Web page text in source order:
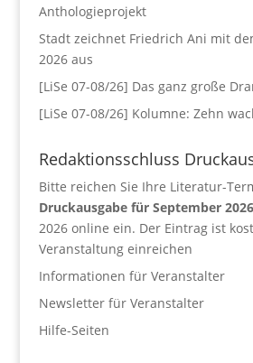
Anthologieprojekt
Stadt zeichnet Friedrich Ani mit
2026 aus
[LiSe 07-08/26] Das ganz große
[LiSe 07-08/26] Kolumne: Zehn
Redaktionsschluss
Bitte reichen Sie Ihre Literatur-
Druckausgabe für September 2026
2026 online ein. Der Eintrag ist
Veranstaltung einreichen
Informationen für Veranstalter
Newsletter für Veranstalter
Hilfe-Seiten